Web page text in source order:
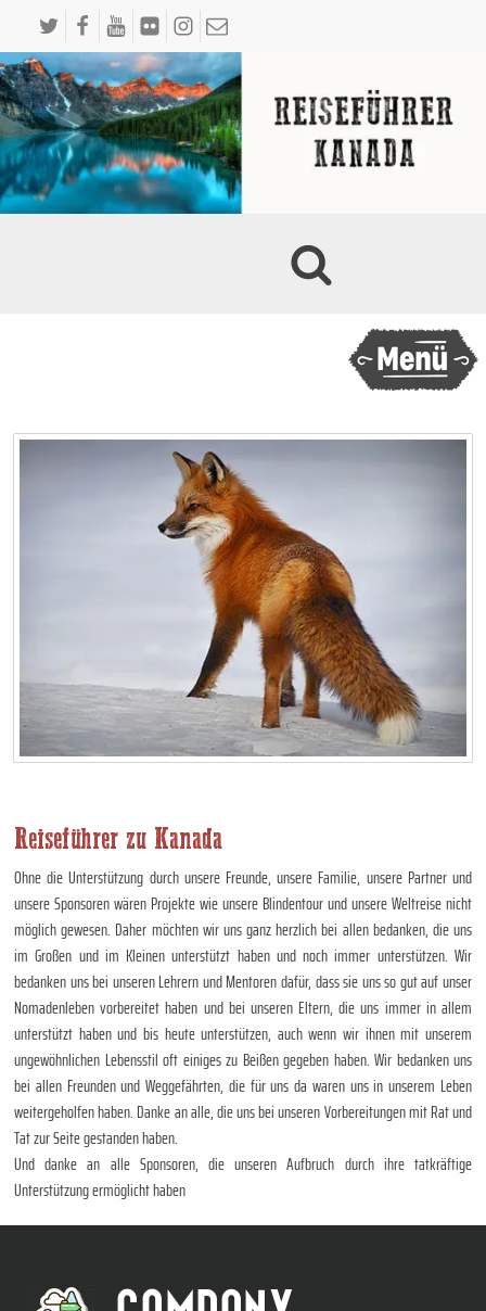
Reiseführer zu Kanada
Ohne die Unterstützung durch unsere Freunde, unsere Familie, unsere Partner und
unsere Sponsoren wären Projekte wie unsere Blindentour und unsere Weltreise nicht
möglich gewesen. Daher möchten wir uns ganz herzlich bei allen bedanken, die uns
im Großen und im Kleinen unterstützt haben und noch immer unterstützen. Wir
bedanken uns bei unseren Lehrern und Mentoren dafür, dass sie uns so gut auf unser
Nomadenleben vorbereitet haben und bei unseren Eltern, die uns immer in allem
unterstützt haben und bis heute unterstützen, auch wenn wir ihnen mit unserem
ungewöhnlichen Lebensstil oft einiges zu Beißen gegeben haben. Wir bedanken uns
bei allen Freunden und Weggefährten, die für uns da waren uns in unserem Leben
weitergeholfen haben. Danke an alle, die uns bei unseren Vorbereitungen mit Rat und
Tat zur Seite gestanden haben.
Und danke an alle Sponsoren, die unseren Aufbruch durch ihre tatkräftige
Unterstützung ermöglicht haben